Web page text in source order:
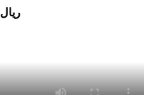
ریال